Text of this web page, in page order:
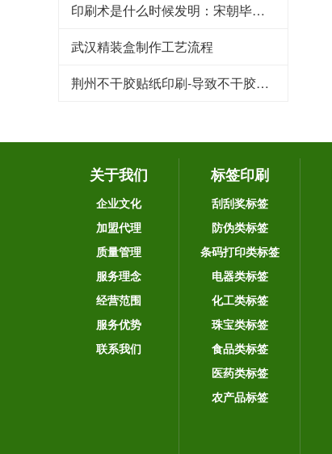
印刷术是什么时候发明：宋朝毕昇发明（利于文化传承）
武汉精装盒制作工艺流程
荆州不干胶贴纸印刷-导致不干胶标签粘性下降的原因
关于我们
企业文化
加盟代理
质量管理
服务理念
经营范围
服务优势
联系我们
标签印刷
刮刮奖标签
防伪类标签
条码打印类标签
电器类标签
化工类标签
珠宝类标签
食品类标签
医药类标签
农产品标签